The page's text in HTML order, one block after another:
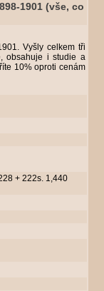
1901 (vše, co
Vyšly celkem tři
obsahuje i studie a
10% oproti cenám
+ 222s. 1,440